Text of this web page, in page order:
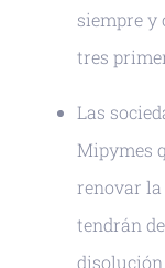
siempre y
tres
Las
Mipymes
renovar
tendrán